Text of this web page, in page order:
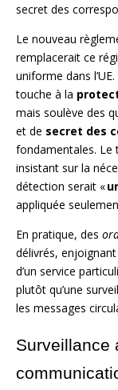
secret des
Le nouveau
remplacerait ce
uniforme dans
touche à la
mais soulève des
et de secret des
fondamentales. Le
insistant sur la
détection serait «
appliquée
En pratique, des
délivrés,
d’un service
plutôt qu’une
les messages
Surveillance